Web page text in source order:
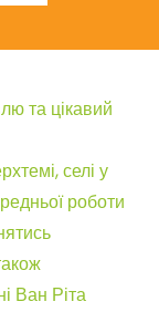
та цікавий
селі у
роботи
Ван Ріта